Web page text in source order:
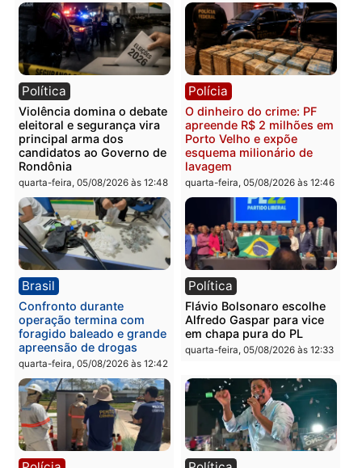
Você também vai querer ler...
Política
Jônatas França é aprovado
na convenção e
confirmado candidato a
deputado federal pelo
Republicanos
quarta-feira, 05/08/2026 às 15:52
Brasil
TCE reúne candidatos ao
Governo e apresenta
diagnóstico que pode
mudar os rumos de
Rondônia
quarta-feira, 05/08/2026 às
Política
Violência domina o debate
eleitoral e segurança vira
principal arma dos
candidatos ao Governo de
Rondônia
O dinheiro do crime: PF
apreende R$ 2 milhões
Porto Velho e expõe
esquema milionário de
lavagem